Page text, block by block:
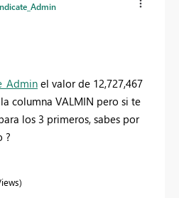
el valor de 12,727,467
columna VALMIN pero si te
los 3 primeros, sabes por
?